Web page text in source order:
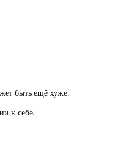
быть ещё хуже.
к себе.